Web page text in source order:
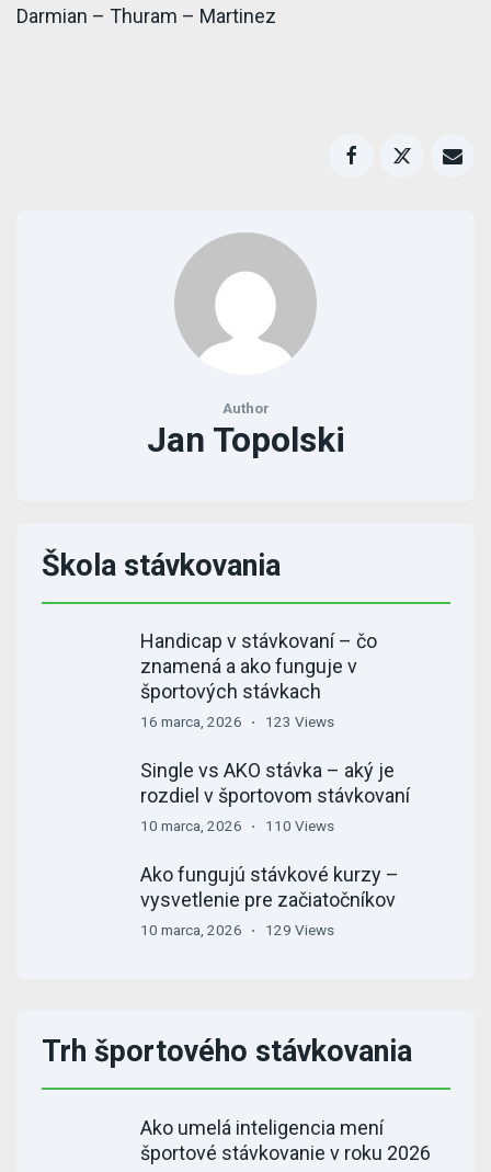
Darmian – Thuram – Martinez
Author
Jan Topolski
Škola stávkovania
Handicap v stávkovaní – čo
znamená a ako funguje v
športových stávkach
16 marca, 2026 123 Views
Single vs AKO stávka – aký je
rozdiel v športovom stávkovaní
10 marca, 2026 110 Views
Ako fungujú stávkové kurzy –
vysvetlenie pre začiatočníkov
10 marca, 2026 129 Views
Trh športového stávkovania
Ako umelá inteligencia mení
športové stávkovanie v roku 2026